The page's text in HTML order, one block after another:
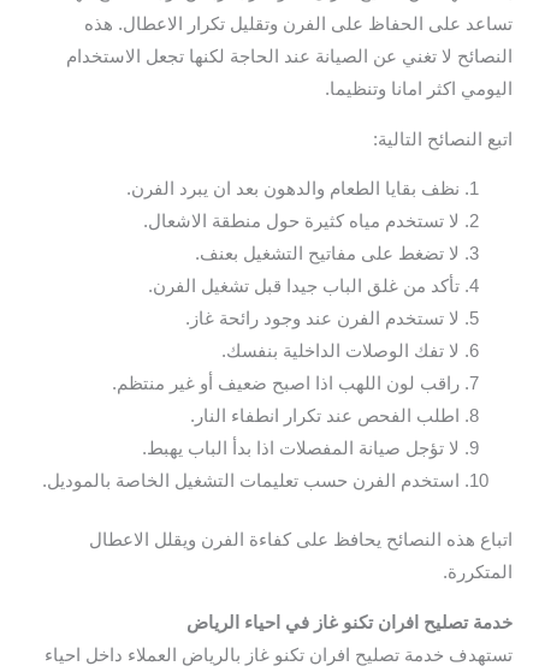
تساعد على الحفاظ على الفرن وتقليل تكرار الاعطال. هذه
النصائح لا تغني عن الصيانة عند الحاجة لكنها تجعل الاستخدام
اليومي اكثر امانا وتنظيما.
اتبع النصائح التالية:
نظف بقايا الطعام والدهون بعد ان يبرد الفرن.
لا تستخدم مياه كثيرة حول منطقة الاشعال.
لا تضغط على مفاتيح التشغيل بعنف.
تأكد من غلق الباب جيدا قبل تشغيل الفرن.
لا تستخدم الفرن عند وجود رائحة غاز.
لا تفك الوصلات الداخلية بنفسك.
راقب لون اللهب اذا اصبح ضعيف أو غير منتظم.
اطلب الفحص عند تكرار انطفاء النار.
لا تؤجل صيانة المفصلات اذا بدأ الباب يهبط.
استخدم الفرن حسب تعليمات التشغيل الخاصة بالموديل.
اتباع هذه النصائح يحافظ على كفاءة الفرن ويقلل الاعطال
المتكررة.
خدمة تصليح افران تكنو غاز في احياء الرياض
تستهدف خدمة تصليح افران تكنو غاز بالرياض العملاء داخل احياء